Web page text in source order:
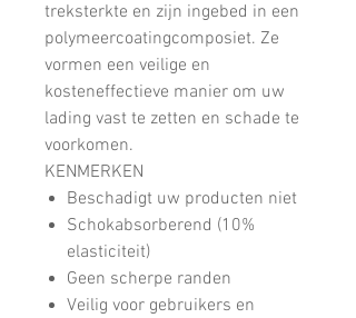
treksterkte en zijn ingebed in een
polymeercoatingcomposiet. Ze
vormen een veilige en
kosteneffectieve manier om uw
lading vast te zetten en schade te
voorkomen.
KENMERKEN
Beschadigt uw producten niet
Schokabsorberend (10%
elasticiteit)
Geen scherpe randen
Veilig voor gebruikers en